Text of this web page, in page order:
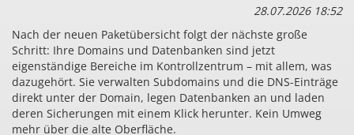
28.07.2026 18:52
Nach der neuen Paketübersicht folgt der nächste große
Schritt: Ihre Domains und Datenbanken sind jetzt
eigenständige Bereiche im Kontrollzentrum – mit allem, was
dazugehört. Sie verwalten Subdomains und die DNS-Einträge
direkt unter der Domain, legen Datenbanken an und laden
deren Sicherungen mit einem Klick herunter. Kein Umweg
mehr über die alte Oberfläche.